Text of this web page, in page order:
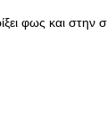
φως και στην